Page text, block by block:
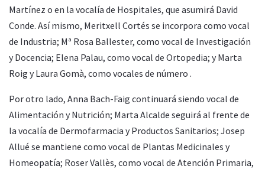
Martínez o en la vocalía de Hospitales, que asumirá David
Conde. Así mismo, Meritxell Cortés se incorpora como vocal
de Industria; Mª Rosa Ballester, como vocal de Investigación
y Docencia; Elena Palau, como vocal de Ortopedia; y Marta
Roig y Laura Gomà, como vocales de número .
Por otro lado, Anna Bach-Faig continuará siendo vocal de
Alimentación y Nutrición; Marta Alcalde seguirá al frente de
la vocalía de Dermofarmacia y Productos Sanitarios; Josep
Allué se mantiene como vocal de Plantas Medicinales y
Homeopatía; Roser Vallès, como vocal de Atención Primaria,